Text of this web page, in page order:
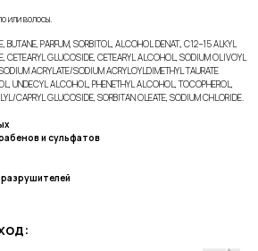
или волосы.
BUTANE, PARFUM, SORBITOL, ALCOHOL DENAT., C12−15 ALKYL
CETEARYL GLUCOSIDE, CETEARYL ALCOHOL, SODIUM OLIVOYL
ACRYLATE/SODIUM ACRYLOYLDIMETHYL TAURATE
UNDECYL ALCOHOL, PHENETHYL ALCOHOL, TOCOPHEROL,
CAPRYL GLUCOSIDE, SORBITAN OLEATE, SODIUM CHLORIDE.
и сульфатов